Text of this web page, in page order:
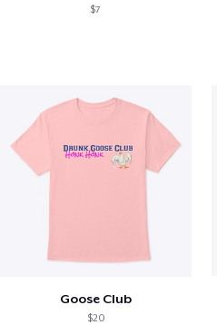
$7
Goose Club
$20